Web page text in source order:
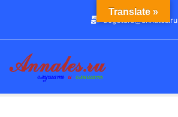
dogstars@annales.ru
Translate »